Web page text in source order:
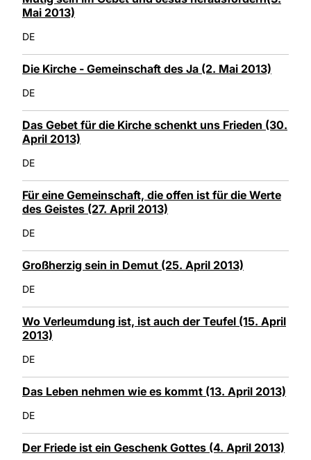
Mai 2013)
DE
Die Kirche - Gemeinschaft des Ja (2. Mai 2013)
DE
Das Gebet für die Kirche schenkt uns Frieden (30.
April 2013)
DE
Für eine Gemeinschaft, die offen ist für die Werte
des Geistes (27. April 2013)
DE
Großherzig sein in Demut (25. April 2013)
DE
Wo Verleumdung ist, ist auch der Teufel (15. April
2013)
DE
Das Leben nehmen wie es kommt (13. April 2013)
DE
Der Friede ist ein Geschenk Gottes (4. April 2013)